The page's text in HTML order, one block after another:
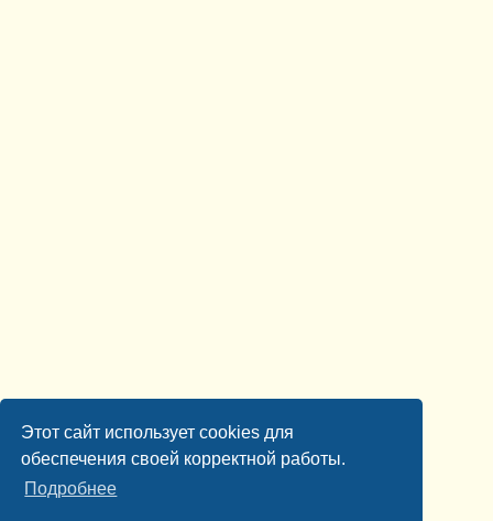
Этот сайт использует cookies для
обеспечения своей корректной работы.
Подробнее